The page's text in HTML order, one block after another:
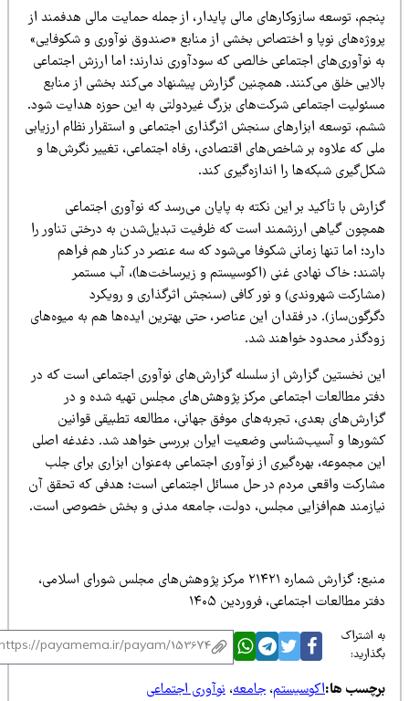
توسعه سازوکارهای مالی پایدار، از جمله حمایت مالی هدفمند از
نوپا و اختصاص بخشی از منابع «صندوق نوآوری و شکوفایی»
نوآوری‌های اجتماعی خالصی که سودآوری ندارند؛ اما ارزش اجتماعی
خلق می‌کنند. همچنین گزارش پیشنهاد می‌کند بخشی از منابع
اجتماعی شرکت‌های بزرگ غیردولتی به این حوزه هدایت شود.
توسعه ابزارهای سنجش اثرگذاری اجتماعی و استقرار نظام ارزیابی
که علاوه بر شاخص‌های اقتصادی، رفاه اجتماعی، تغییر نگرش‌ها و
شبکه‌ها را اندازه‌گیری کند.
با تأکید بر این نکته به پایان می‌رسد که نوآوری اجتماعی
گیاهی ارزشمند است که ظرفیت تبدیل‌شدن به درختی تناور را
اما تنها زمانی شکوفا می‌شود که سه عنصر در کنار هم فراهم
خاک نهادی غنی (اکوسیستم و زیرساخت‌ها)، آب مستمر
شهروندی) و نور کافی (سنجش اثرگذاری و رویکرد
در فقدان این عناصر، حتی بهترین ایده‌ها هم به میوه‌های
محدود خواهند شد.
نخستین گزارش از سلسله گزارش‌های نوآوری اجتماعی است که در
مطالعات اجتماعی مرکز پژوهش‌های مجلس تهیه شده و در
بعدی، تجربه‌های موفق جهانی، مطالعه تطبیقی قوانین
و آسیب‌شناسی وضعیت ایران بررسی خواهد شد. دغدغه اصلی
مجموعه، بهره‌گیری از نوآوری اجتماعی به‌عنوان ابزاری برای جلب
واقعی مردم در حل مسائل اجتماعی است؛ هدفی که تحقق آن
هم‌افزایی مجلس، دولت، جامعه مدنی و بخش خصوصی است.
منبع: گزارش شماره ۲۱۴۲۱ مرکز پژوهش‌های مجلس شورای اسلامی،
مطالعات اجتماعی، فروردین ۱۴۰۵
اشتراک
ها:اکوسیستم،جامعه،نوآوری اجتماعی